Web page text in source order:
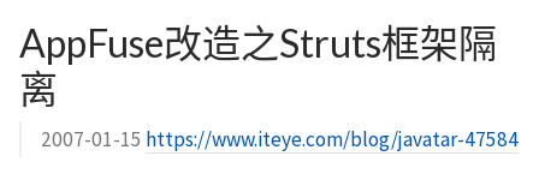
AppFuse改造之Struts框架隔
离
2007-01-15 https://www.iteye.com/blog/javatar-47584